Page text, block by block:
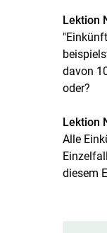
Lektion
davon
oder?
Lektion
Alle
diesem